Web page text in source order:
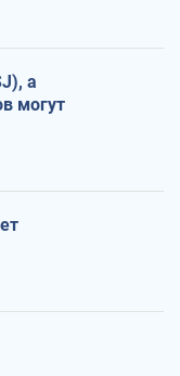
а
могут